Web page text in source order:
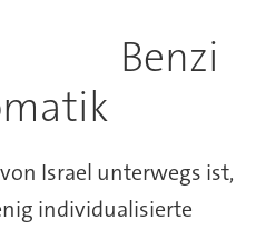
Benzi
Israel unterwegs ist,
individualisierte